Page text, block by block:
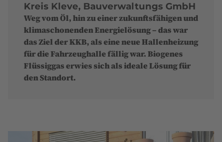
Kreis Kleve, Bauverwaltungs GmbH
Weg vom Öl, hin zu einer zukunftsfähigen und
klimaschonenden Energielösung – das war
das Ziel der KKB, als eine neue Hallenheizung
für die Fahrzeughalle fällig war. Biogenes
Flüssiggas erwies sich als ideale Lösung für
den Standort.